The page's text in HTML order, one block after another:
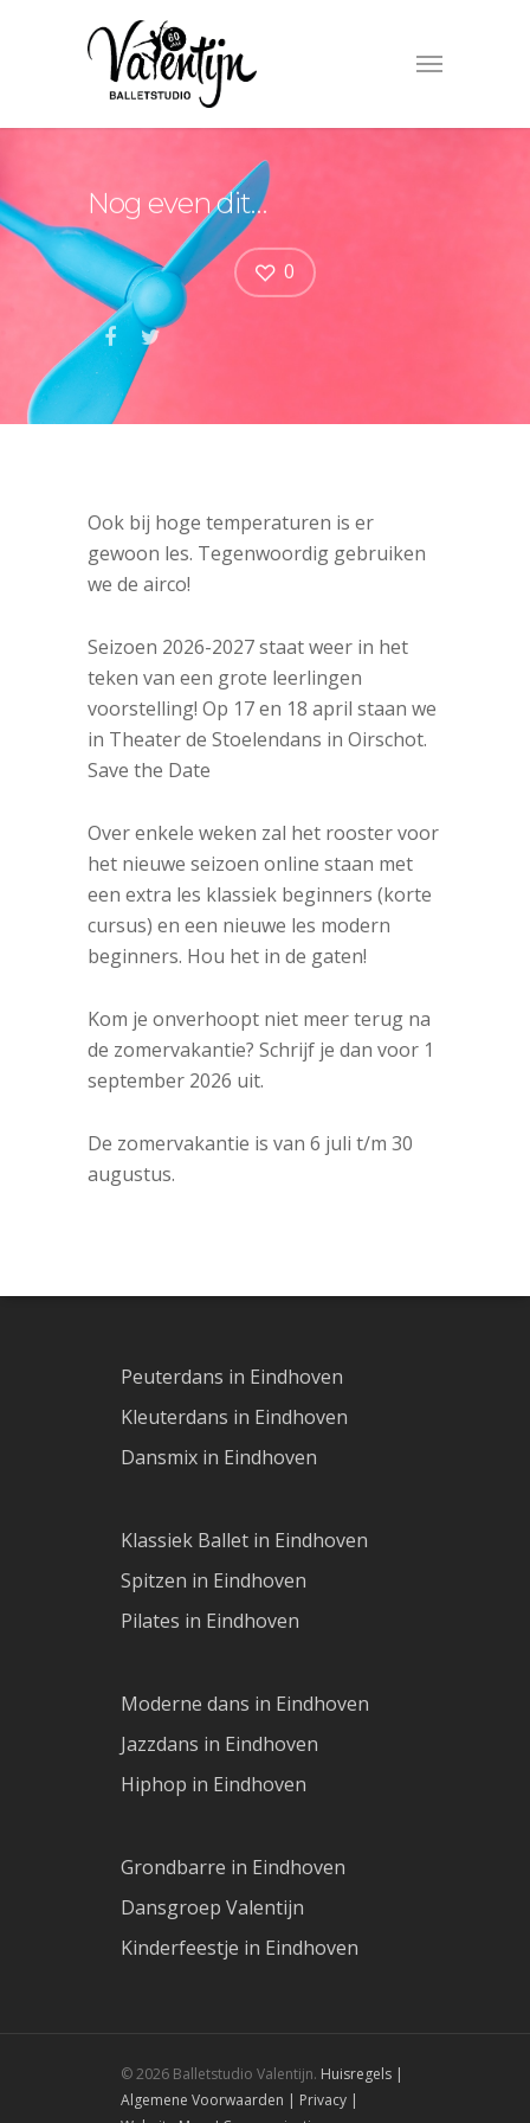
Nog even dit…
0
Ook bij hoge temperaturen is er
gewoon les. Tegenwoordig gebruiken
we de airco!
Seizoen 2026-2027 staat weer in het
teken van een grote leerlingen
voorstelling! Op 17 en 18 april staan we
in Theater de Stoelendans in Oirschot.
Save the Date
Over enkele weken zal het rooster voor
het nieuwe seizoen online staan met
een extra les klassiek beginners (korte
cursus) en een nieuwe les modern
beginners. Hou het in de gaten!
Kom je onverhoopt niet meer terug na
de zomervakantie? Schrijf je dan voor 1
september 2026 uit.
De zomervakantie is van 6 juli t/m 30
augustus.
Peuterdans in Eindhoven
Kleuterdans in Eindhoven
Dansmix in Eindhoven
Klassiek Ballet in Eindhoven
Spitzen in Eindhoven
Pilates in Eindhoven
Moderne dans in Eindhoven
Jazzdans in Eindhoven
Hiphop in Eindhoven
Grondbarre in Eindhoven
Dansgroep Valentijn
Kinderfeestje in Eindhoven
© 2026 Balletstudio Valentijn. Huisregels |
Algemene Voorwaarden | Privacy |